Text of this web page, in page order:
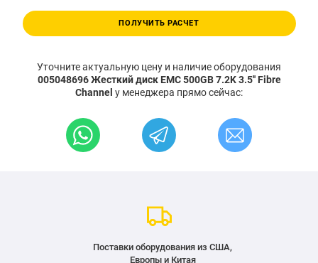
ПОЛУЧИТЬ РАСЧЕТ
Уточните актуальную цену и наличие оборудования
005048696 Жесткий диск EMC 500GB 7.2K 3.5'' Fibre
Channel у менеджера прямо сейчас:
Поставки оборудования из США,
Европы и Китая